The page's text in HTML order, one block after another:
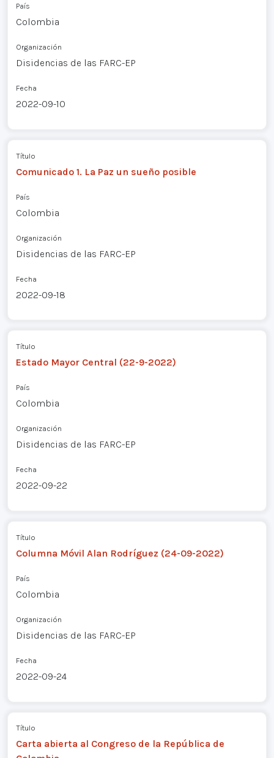
País
Colombia
Organización
Disidencias de las FARC-EP
Fecha
2022-09-10
Título
Comunicado 1. La Paz un sueño posible
País
Colombia
Organización
Disidencias de las FARC-EP
Fecha
2022-09-18
Título
Estado Mayor Central (22-9-2022)
País
Colombia
Organización
Disidencias de las FARC-EP
Fecha
2022-09-22
Título
Columna Móvil Alan Rodríguez (24-09-2022)
País
Colombia
Organización
Disidencias de las FARC-EP
Fecha
2022-09-24
Título
Carta abierta al Congreso de la República de